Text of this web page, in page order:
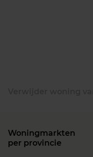
Woningmarkten
per provincie